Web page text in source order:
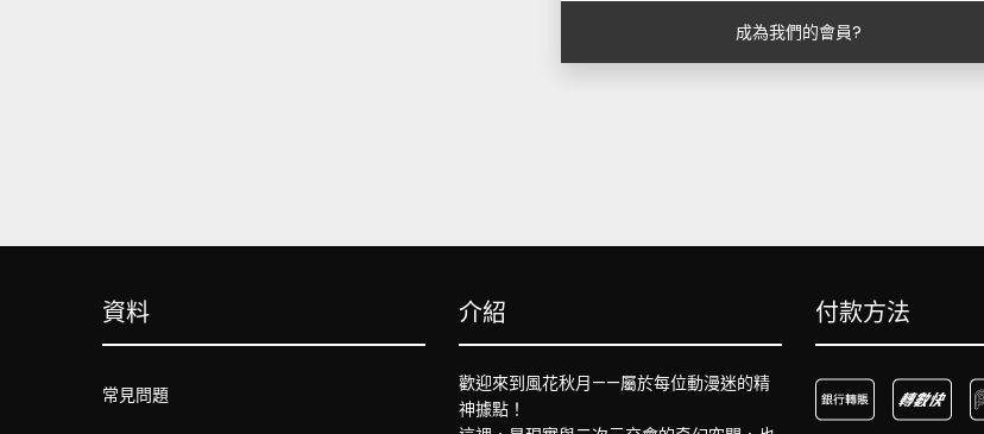
成為我們的會員?
資料
常見問題
介紹
歡迎來到風花秋月——屬於每位動漫迷的精
神據點！
付款方法